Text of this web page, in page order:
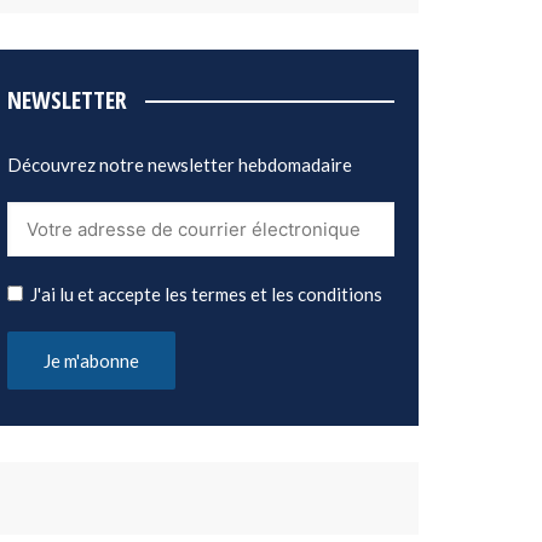
NEWSLETTER
Découvrez notre newsletter hebdomadaire
J'ai lu et accepte les termes et les conditions